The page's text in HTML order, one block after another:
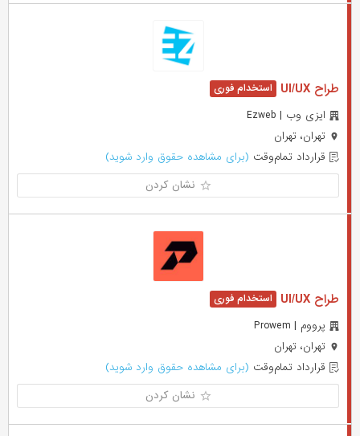
طراح UI/UX
ایزی وب | Ezweb
تهران، تهران
قرارداد تمام‌وقت (برای مشاهده حقوق وارد شوید)
نشان کردن
طراح UI/UX
پرووم | Prowem
تهران، تهران
قرارداد تمام‌وقت (برای مشاهده حقوق وارد شوید)
نشان کردن